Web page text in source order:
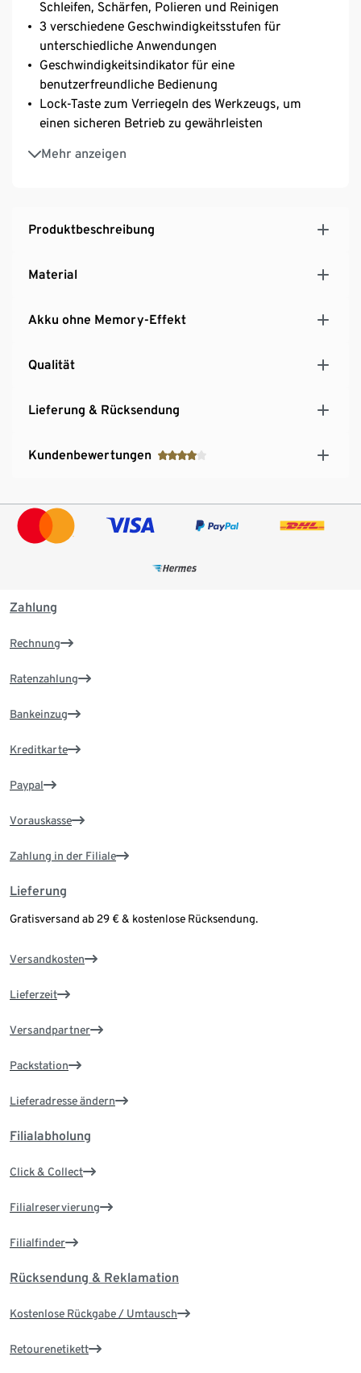
Schleifen, Schärfen, Polieren und Reinigen
3 verschiedene Geschwindigkeitsstufen für
unterschiedliche Anwendungen
Geschwindigkeitsindikator für eine
benutzerfreundliche Bedienung
Lock-Taste zum Verriegeln des Werkzeugs, um
einen sicheren Betrieb zu gewährleisten
Mehr anzeigen
Schnellladung in nur 2 Stunden
Produktbeschreibung
Material
Akku ohne Memory-Effekt
Qualität
Lieferung & Rücksendung
Kundenbewertungen
Zahlung
Rechnung
Ratenzahlung
Bankeinzug
Kreditkarte
Paypal
Vorauskasse
Zahlung in der Filiale
Lieferung
Gratisversand ab 29 € & kostenlose Rücksendung.
Versandkosten
Lieferzeit
Versandpartner
Packstation
Lieferadresse ändern
Filialabholung
Click & Collect
Filialreservierung
Filialfinder
Rücksendung & Reklamation
Kostenlose Rückgabe / Umtausch
Retourenetikett